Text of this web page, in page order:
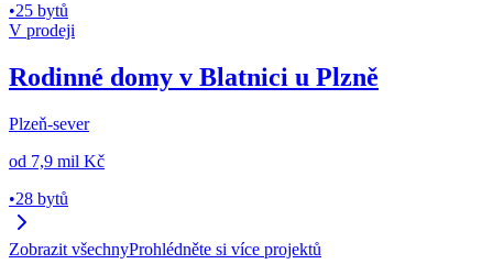
•25 bytů
V prodeji
Rodinné domy v Blatnici u Plzně
Plzeň-sever
od 7,9 mil Kč
•28 bytů
Zobrazit všechnyProhlédněte si více projektů